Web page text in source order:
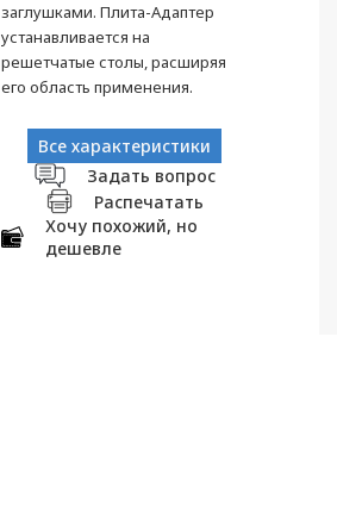
заглушками. Плита-Адаптер
устанавливается на
решетчатые столы, расширяя
его область применения.
Все характеристики
Задать вопрос
Распечатать
Хочу похожий, но
дешевле